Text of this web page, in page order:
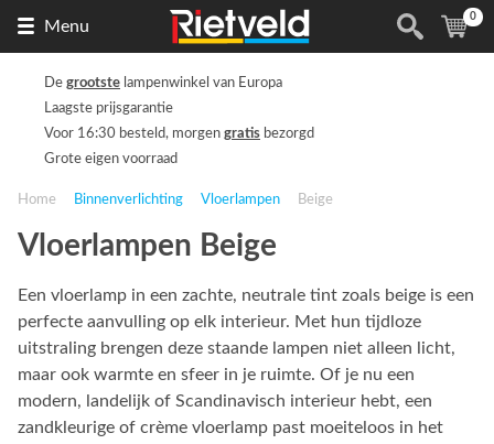
Menu
de
(
0
De grootste lampenwinkel van Europa
Laagste prijsgarantie
Voor 16:30 besteld, morgen gratis bezorgd
Grote eigen voorraad
Home Binnenverlichting Vloerlampen Beige
Vloerlampen Beige
Een vloerlamp in een zachte, neutrale tint zoals beige is een
perfecte aanvulling op elk interieur. Met hun tijdloze
uitstraling brengen deze staande lampen niet alleen licht,
maar ook warmte en sfeer in je ruimte. Of je nu een
modern, landelijk of Scandinavisch interieur hebt, een
zandkleurige of crème vloerlamp past moeiteloos in het